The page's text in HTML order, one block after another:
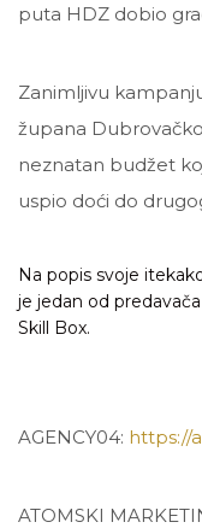
puta HDZ dobio
Zanimljivu
župana
neznatan budžet
uspio doći do
Na popis svoje
je jedan od
Skill Box.
AGENCY04: https://
ATOMSKI